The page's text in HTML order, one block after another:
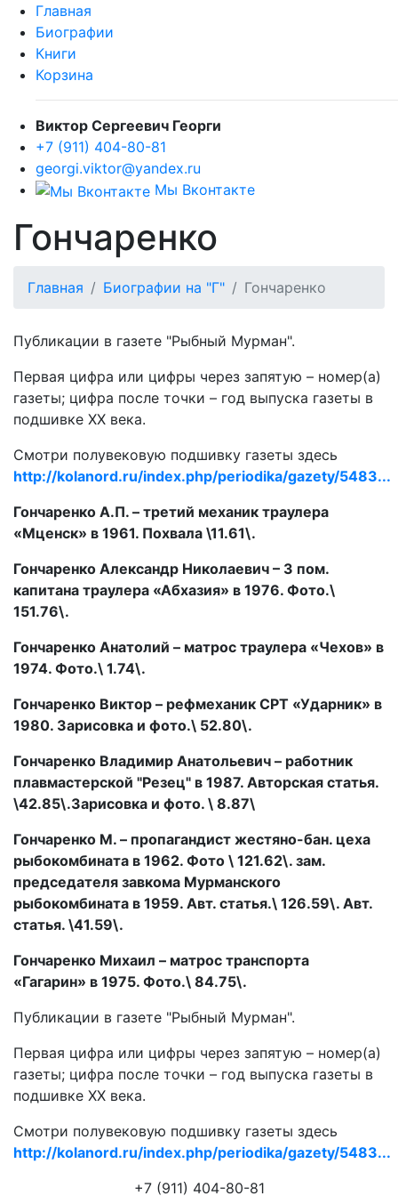
Главная
Биографии
Книги
Корзина
Виктор Сергеевич Георги
+7 (911) 404-80-81
georgi.viktor@yandex.ru
Мы Вконтакте
Гончаренко
Главная Биографии на "Г" Гончаренко
Публикации в газете "Рыбный Мурман".
Первая цифра или цифры через запятую – номер(а)
газеты; цифра после точки – год выпуска газеты в
подшивке ХХ века.
Смотри полувековую подшивку газеты здесь
http://kolanord.ru/index.php/periodika/gazety/5483...
Гончаренко А.П. – третий механик траулера
«Мценск» в 1961. Похвала \11.61\.
Гончаренко Александр Николаевич – 3 пом.
капитана траулера «Абхазия» в 1976. Фото.\
151.76\.
Гончаренко Анатолий – матрос траулера «Чехов» в
1974. Фото.\ 1.74\.
Гончаренко Виктор – рефмеханик СРТ «Ударник» в
1980. Зарисовка и фото.\ 52.80\.
Гончаренко Владимир Анатольевич – работник
плавмастерской "Резец" в 1987. Авторская статья.
\42.85\.Зарисовка и фото. \ 8.87\
Гончаренко М. – пропагандист жестяно-бан. цеха
рыбокомбината в 1962. Фото \ 121.62\. зам.
председателя завкома Мурманского
рыбокомбината в 1959. Авт. статья.\ 126.59\. Авт.
статья. \41.59\.
Гончаренко Михаил – матрос транспорта
«Гагарин» в 1975. Фото.\ 84.75\.
Публикации в газете "Рыбный Мурман".
Первая цифра или цифры через запятую – номер(а)
газеты; цифра после точки – год выпуска газеты в
подшивке ХХ века.
Смотри полувековую подшивку газеты здесь
http://kolanord.ru/index.php/periodika/gazety/5483...
+7 (911) 404-80-81